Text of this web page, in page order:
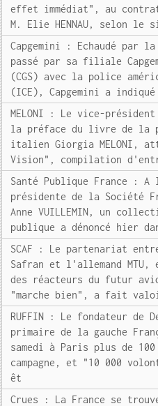
effet immédiat", au
M. Elie HENNAU, selon
Capgemini : Echaudé par
passé par sa filiale
(CGS) avec la police
(ICE), Capgemini a indiqué
MELONI : Le vice-président
la préface du livre de la
italien Giorgia MELONI,
Vision", compilation
Santé Publique France :
présidente de la Société
Anne VUILLEMIN, un
publique a dénoncé hier
SCAF : Le partenariat
Safran et l'allemand
des réacteurs du futur
"marche bien", a fait
RUFFIN : Le fondateur de
primaire de la gauche
samedi à Paris plus de
campagne, et "10 000
êt
Crues : La France se